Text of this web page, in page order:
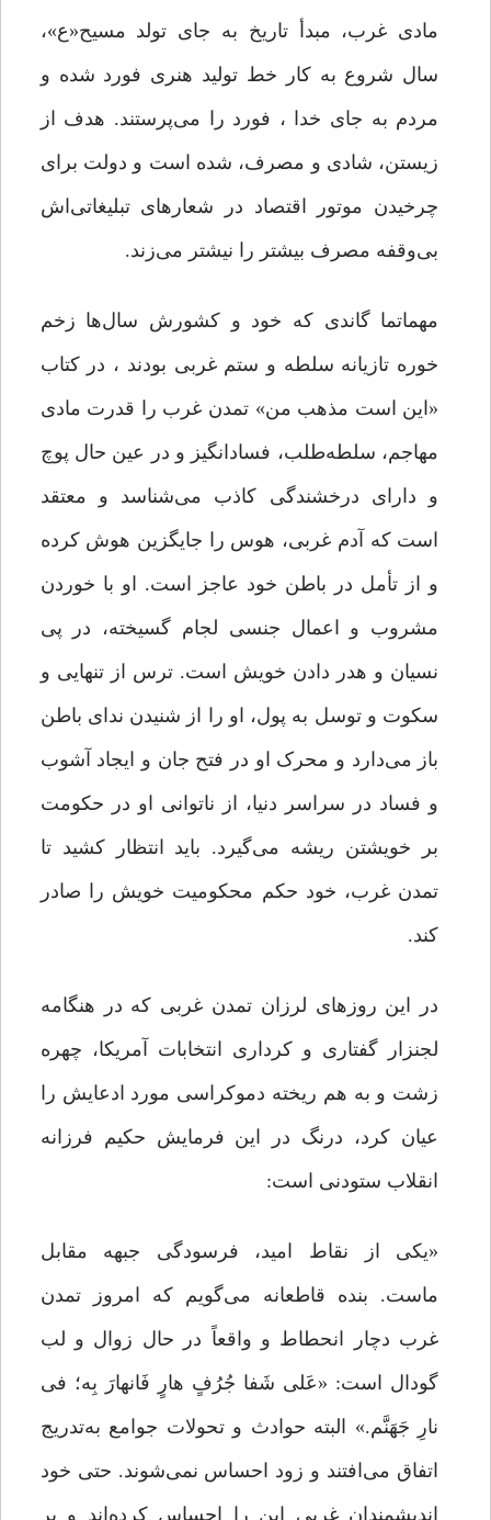
مادی غرب، مبدأ تاریخ به جای تولد مسیح«ع»،
سال شروع به کار خط تولید هنری فورد شده و
مردم به جای خدا ، فورد را می‌پرستند. هدف از
زیستن، شادی و مصرف، شده است و دولت برای
چرخیدن موتور اقتصاد در شعارهای تبلیغاتی‌اش
بی‌وقفه مصرف بیشتر را نیشتر می‌زند.
مهماتما گاندی که خود و کشورش سال‌ها زخم
خوره تازیانه سلطه و ستم غربی بودند ، در کتاب
«این است مذهب من» تمدن غرب را قدرت مادی
مهاجم، سلطه‌طلب، فسادانگیز و در عین حال پوچ
و دارای درخشندگی کاذب می‌شناسد و معتقد
است که آدم غربی، هوس را جایگزین هوش کرده
و از تأمل در باطن خود عاجز است. او با خوردن
مشروب و اعمال جنسی لجام گسیخته، در پی
نسیان و هدر دادن خویش است. ترس از تنهایی و
سکوت و توسل به پول، او را از شنیدن ندای باطن
باز می‌دارد و محرک او در فتح جان و ایجاد آشوب
و فساد در سراسر دنیا، از ناتوانی او در حکومت
بر خویشتن ریشه می‌گیرد. باید انتظار کشید تا
تمدن غرب، خود حکم محکومیت خویش را صادر
کند.
در این روزهای لرزان تمدن غربی که در هنگامه
لجنزار گفتاری و کرداری انتخابات آمریکا، چهره
زشت و به هم ریخته دموکراسی مورد ادعایش ‌را
عیان کرد، درنگ در این فرمایش حکیم فرزانه
انقلاب ستودنی است:
«یکی از نقاط امید، فرسودگی جبهه‌ مقابل
ماست. بنده قاطعانه می‌گویم که امروز تمدن
غرب دچار انحطاط و واقعاً در حال زوال و لب
گودال است: «عَلی شَفا جُرُفٍ هارٍ فَانهارَ بِه؛ فی
نارِ جَهَنَّم.» البته حوادث و تحولات جوامع به‌تدریج
اتفاق می‌افتند و زود احساس نمی‌شوند. حتی خود
اندیشمندان غربی این را احساس کرده‌اند و بر